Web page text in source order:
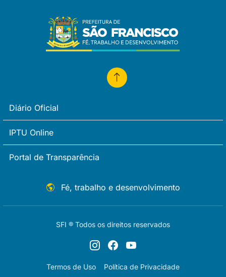
Diário Oficial
IPTU Online
Portal de Transparência
Fé, trabalho e desenvolvimento
SFI ® Todos os direitos reservados
Termos de Uso Política de Privacidade